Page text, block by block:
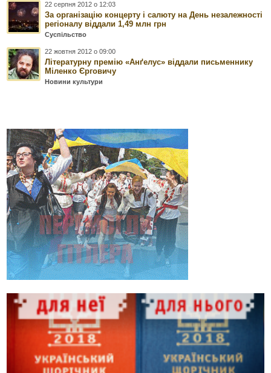
22 серпня 2012 о 12:03
За організацію концерту і салюту на День незалежності
регіоналу віддали 1,49 млн грн
Суспільство
22 жовтня 2012 о 09:00
Літературну премію «Анґелус» віддали письменнику
Міленко Єрговичу
Новини культури